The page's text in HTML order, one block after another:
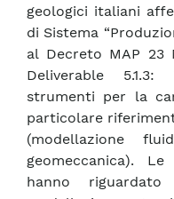
geologici italiani
di Sistema
al Decreto MAP
Deliverable
strumenti per la
particolare
(modellazione
geomeccanica).
hanno